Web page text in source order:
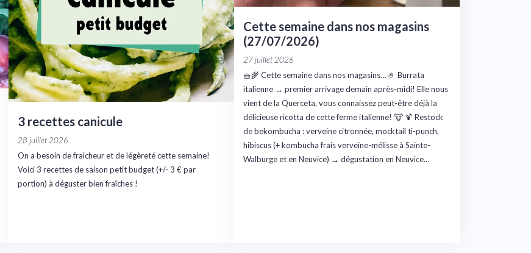
3 recettes canicule
28 juillet 2026
On a besoin de fraicheur et de légèreté cette semaine!
Voici 3 recettes de saison petit budget (+/- 3 € par
portion) à déguster bien fraîches !
Cette semaine dans nos magasins
(27/07/2026)
27 juillet 2026
🧺🌾 Cette semaine dans nos magasins… 🤌 Burrata
italienne → premier arrivage demain après-midi! Elle nous
vient de la Querceta, vous connaissez peut-être déjà la
délicieuse ricotta de cette ferme italienne! 🐮 🍹 Restock
de bekombucha : verveine citronnée, mocktail ti-punch,
hibiscus (+ kombucha frais verveine-mélisse à Sainte-
Walburge et en Neuvice) → dégustation en Neuvice…